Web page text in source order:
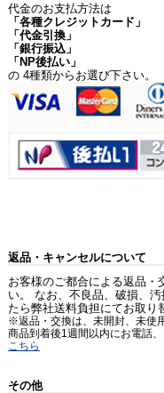
代金のお支払方法は
「各種クレジットカード」
「代金引換」
「銀行振込」
「NP後払い」
の 4種類からお選び下さい。
返品・キャンセルについて
お客様のご都合による返品・
い。 なお、不良品、破損、
たら弊社送料負担にてお取り
※返品・交換は、未開封、未使
商品到着後1週間以内にお電話
こちら
その他